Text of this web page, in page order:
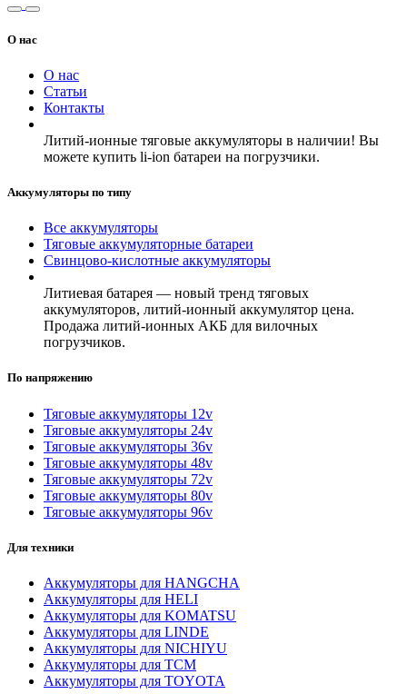
О нас
О нас
Статьи
Контакты
Литий-ионные тяговые аккумуляторы в наличии! Вы
можете купить li-ion батареи на погрузчики.
Аккумуляторы по типу
Все аккумуляторы
Тяговые аккумуляторные батареи
Свинцово-кислотные аккумуляторы
Литиевая батарея — новый тренд тяговых
аккумуляторов, литий-ионный аккумулятор цена.
Продажа литий-ионных АКБ для вилочных
погрузчиков.
По напряжению
Тяговые аккумуляторы 12v
Тяговые аккумуляторы 24v
Тяговые аккумуляторы 36v
Тяговые аккумуляторы 48v
Тяговые аккумуляторы 72v
Тяговые аккумуляторы 80v
Тяговые аккумуляторы 96v
Для техники
Аккумуляторы для HANGCHA
Аккумуляторы для HELI
Аккумуляторы для KOMATSU
Аккумуляторы для LINDE
Аккумуляторы для NICHIYU
Аккумуляторы для TCM
Аккумуляторы для TOYOTA